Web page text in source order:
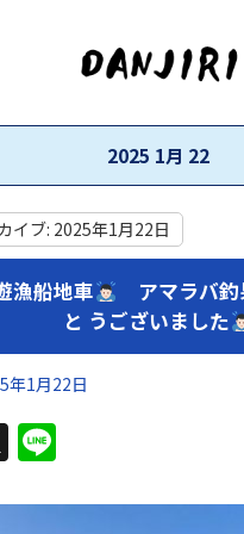
2025 1月 22
イブ: 2025年1月22日
漁船地車
アマラバ
と うございました
年1月22日
X
e